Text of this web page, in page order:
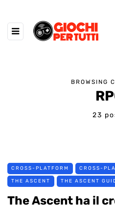
BROWSING
23
CROSS-PLATFORM CROSS-
THE ASCENT THE ASCENT
The Ascent ha il